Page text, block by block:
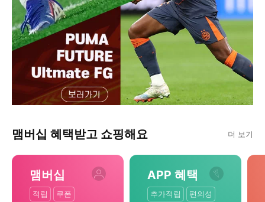
맴버십 혜택받고 쇼핑해요 더 보기
맴버십
적립 쿠폰
APP 혜택
추가적립 편의성